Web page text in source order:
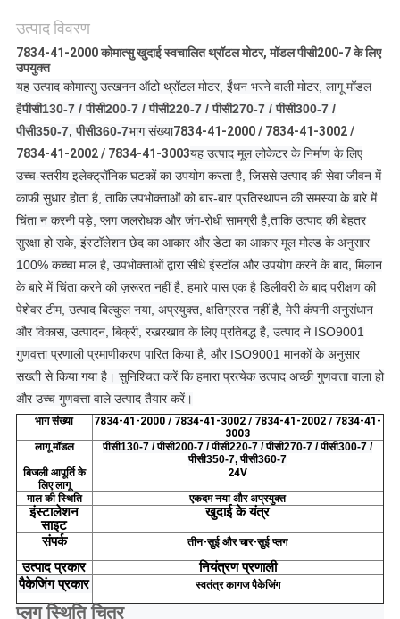
उत्पाद विवरण
7834-41-2000 कोमात्सु खुदाई स्वचालित थ्रॉटल मोटर, मॉडल पीसी200-7 के लिए
उपयुक्त
यह उत्पाद कोमात्सु उत्खनन ऑटो थ्रॉटल मोटर, ईंधन भरने वाली मोटर, लागू मॉडल
हैपीसी130-7 / पीसी200-7 / पीसी220-7 / पीसी270-7 / पीसी300-7 /
पीसी350-7, पीसी360-7भाग संख्या7834-41-2000 / 7834-41-3002 /
7834-41-2002 / 7834-41-3003यह उत्पाद मूल लोकेटर के निर्माण के लिए
उच्च-स्तरीय इलेक्ट्रॉनिक घटकों का उपयोग करता है, जिससे उत्पाद की सेवा जीवन में
काफी सुधार होता है, ताकि उपभोक्ताओं को बार-बार प्रतिस्थापन की समस्या के बारे में
चिंता न करनी पड़े, प्लग जलरोधक और जंग-रोधी सामग्री है,ताकि उत्पाद की बेहतर
सुरक्षा हो सके, इंस्टॉलेशन छेद का आकार और डेटा का आकार मूल मोल्ड के अनुसार
100% कच्चा माल है, उपभोक्ताओं द्वारा सीधे इंस्टॉल और उपयोग करने के बाद, मिलान
के बारे में चिंता करने की ज़रूरत नहीं है, हमारे पास एक है डिलीवरी के बाद परीक्षण की
पेशेवर टीम, उत्पाद बिल्कुल नया, अप्रयुक्त, क्षतिग्रस्त नहीं है, मेरी कंपनी अनुसंधान
और विकास, उत्पादन, बिक्री, रखरखाव के लिए प्रतिबद्ध है, उत्पाद ने ISO9001
गुणवत्ता प्रणाली प्रमाणीकरण पारित किया है, और ISO9001 मानकों के अनुसार
सख्ती से किया गया है। सुनिश्चित करें कि हमारा प्रत्येक उत्पाद अच्छी गुणवत्ता वाला हो
और उच्च गुणवत्ता वाले उत्पाद तैयार करें।
भाग संख्या
7834-41-2000 / 7834-41-3002 / 7834-41-2002 / 7834-41-
3003
लागू मॉडल
पीसी130-7 / पीसी200-7 / पीसी220-7 / पीसी270-7 / पीसी300-7 /
पीसी350-7, पीसी360-7
बिजली आपूर्ति के
लिए लागू
24V
माल की स्थिति एकदम नया और अप्रयुक्त
इंस्टालेशन
साइट
खुदाई के यंत्र
संपर्क
तीन-सुई और चार-सुई प्लग
उत्पाद प्रकार नियंत्रण प्रणाली
पैकेजिंग प्रकार स्वतंत्र कागज पैकेजिंग
प्लग स्थिति चित्र